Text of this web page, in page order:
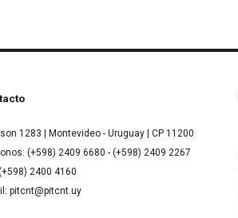
1283 | Montevideo - Uruguay | CP 11200
(+598) 2409 6680 - (+598) 2409 2267
2400 4160
pitcnt@pitcnt.uy